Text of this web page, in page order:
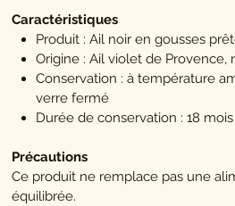
Caractéristiques
Produit : Ail noir en gousses
Origine : Ail violet de Provence,
Conservation : à température
verrefermé
Durée de conservation : 18
Précautions
Ce produit ne remplace pas une
équilibrée.